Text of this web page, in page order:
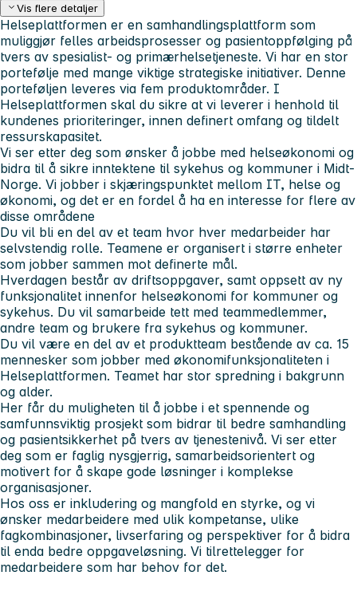
Vis flere detaljer
Helseplattformen er en samhandlingsplattform som
muliggjør felles arbeidsprosesser og pasientoppfølging på
tvers av spesialist- og primærhelsetjeneste. Vi har en stor
portefølje med mange viktige strategiske initiativer. Denne
porteføljen leveres via fem produktområder. I
Helseplattformen skal du sikre at vi leverer i henhold til
kundenes prioriteringer, innen definert omfang og tildelt
ressurskapasitet.
Vi ser etter deg som ønsker å jobbe med helseøkonomi og
bidra til å sikre inntektene til sykehus og kommuner i Midt-
Norge. Vi jobber i skjæringspunktet mellom IT, helse og
økonomi, og det er en fordel å ha en interesse for flere av
disse områdene
Du vil bli en del av et team hvor hver medarbeider har
selvstendig rolle. Teamene er organisert i større enheter
som jobber sammen mot definerte mål.
Hverdagen består av driftsoppgaver, samt oppsett av ny
funksjonalitet innenfor helseøkonomi for kommuner og
sykehus. Du vil samarbeide tett med teammedlemmer,
andre team og brukere fra sykehus og kommuner.
Du vil være en del av et produktteam bestående av ca. 15
mennesker som jobber med økonomifunksjonaliteten i
Helseplattformen. Teamet har stor spredning i bakgrunn
og alder.
Her får du muligheten til å jobbe i et spennende og
samfunnsviktig prosjekt som bidrar til bedre samhandling
og pasientsikkerhet på tvers av tjenestenivå. Vi ser etter
deg som er faglig nysgjerrig, samarbeidsorientert og
motivert for å skape gode løsninger i komplekse
organisasjoner.
Hos oss er inkludering og mangfold en styrke, og vi
ønsker medarbeidere med ulik kompetanse, ulike
fagkombinasjoner, livserfaring og perspektiver for å bidra
til enda bedre oppgaveløsning. Vi tilrettelegger for
medarbeidere som har behov for det.